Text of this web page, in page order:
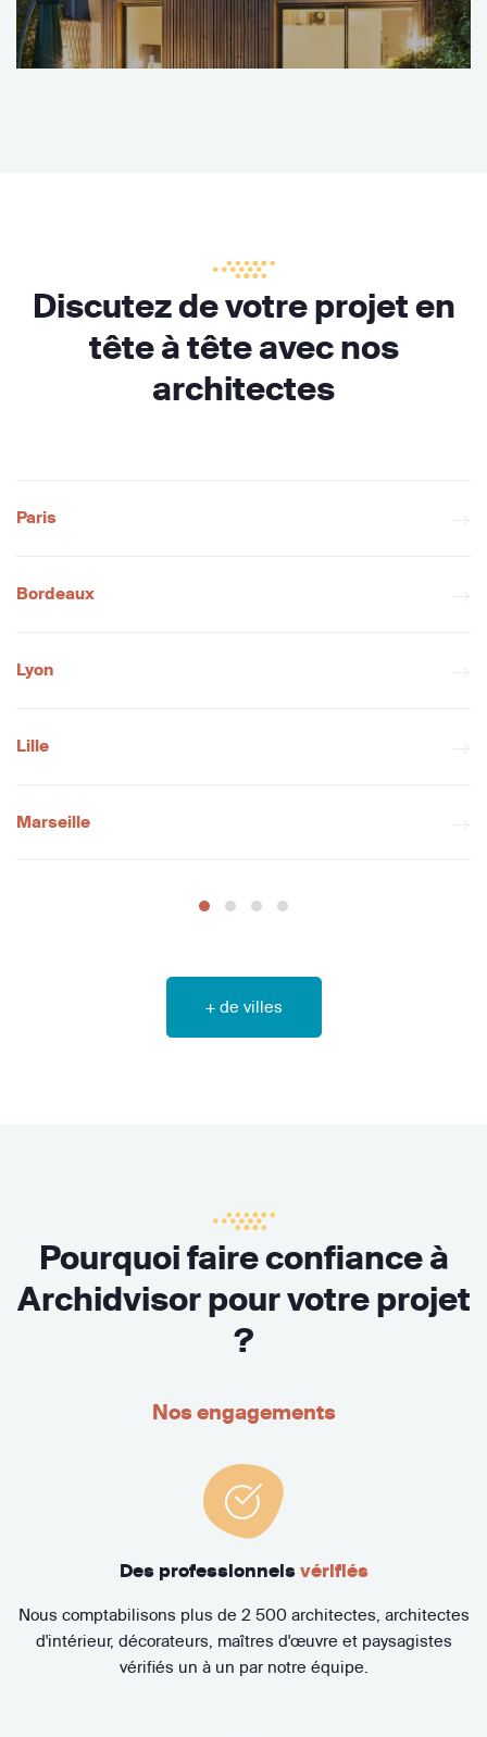
Discutez de votre projet en
tête à tête avec nos
architectes
Paris
Bordeaux
Lyon
Lille
Marseille
+ de villes
Pourquoi faire confiance à
Archidvisor pour votre projet
?
Nos engagements
Des professionnels vérifiés
Nous comptabilisons plus de 2 500 architectes, architectes
d'intérieur, décorateurs, maîtres d'œuvre et paysagistes
vérifiés un à un par notre équipe.